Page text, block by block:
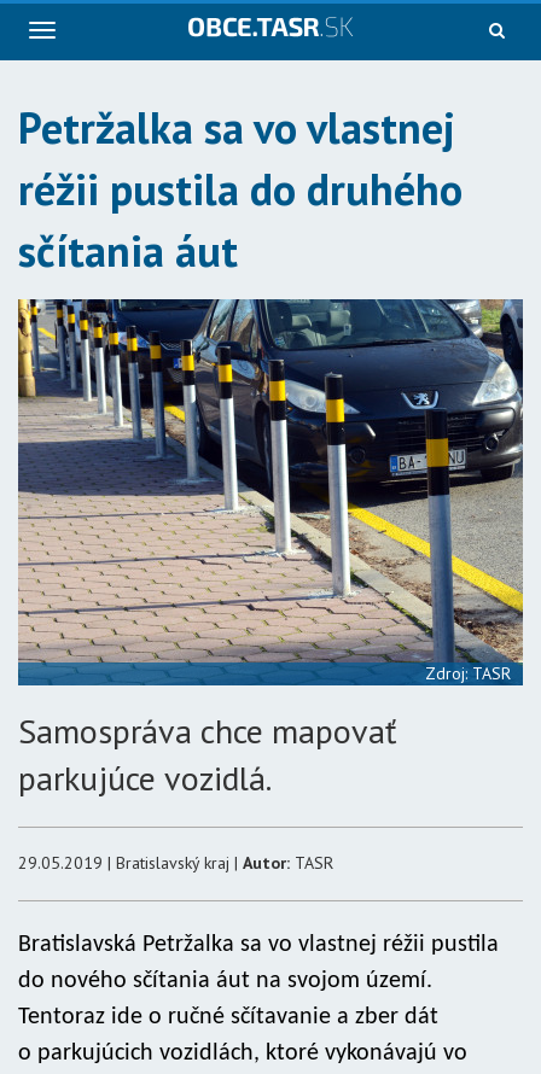
Navigácia
Petržalka sa vo vlastnej
réžii pustila do druhého
sčítania áut
Zdroj: TASR
Samospráva chce mapovať
parkujúce vozidlá.
29.05.2019 | Bratislavský kraj | Autor: TASR
Bratislavská Petržalka sa vo vlastnej réžii pustila
do nového sčítania áut na svojom území.
Tentoraz ide o ručné sčítavanie a zber dát
o parkujúcich vozidlách, ktoré vykonávajú vo